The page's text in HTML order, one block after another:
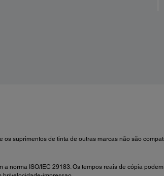
suprimentos de tinta de outras marcas não são
norma ISO/IEC 29183. Os tempos reais de cópia